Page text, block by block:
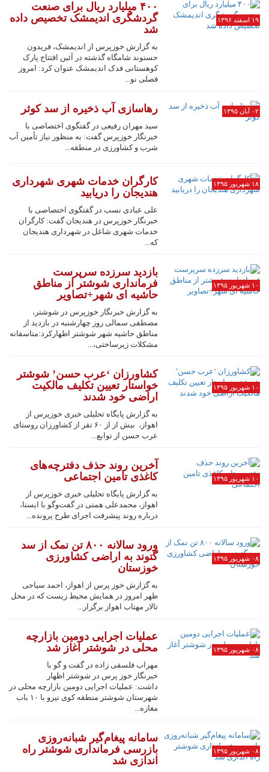
۱۹ اسفند ۱۳۹۶
۴۰۰ میلیارد ریال برای صنعت
گردشگری اندیمشک تخصیص داده
شد
به گزارش خوزپرس از اندیمشک، فریدون
حسنوند شامگاه گذشته در آئین افتتاح پارک
کوهستانی فدک اندیمشک عنوان کرد: امروز
فصلی نو...
۰۲ آبان ۱۳۹۵ رهاسازی آب ذخیره از سد کوثر
سید مهران رفیعی در گفتگوی اختصاصی با
خبرنگار خوزپرس گفت: به منظور نیاز تأمین آب
شرب و کشاورزی در منطقه...
۱۸ شهریور ۱۳۹۵
کارگران خدمات شهری شهرداری
هندیجان را دریابید
علی عبادی نسب در گفتگوی اختصاصی با
خبرنگار خوزپرس در هندیجان گفت: کارگران
خدمات شهری شاغل در شهرداری هندیجان
که...
۱۰ شهریور ۱۳۹۵
بازدید سرزده سرپرست
فرمانداری شوشتر از مناطق
حاشیه ای شهر+تصاویر
به گزارش خبرنگار خوزپرس در شوشتر،
مصطفی سمالی روز چهارشنبه در بازدید از
مناطق حاشیه شهر شوشتر اظهارکرد:متاسفانه
مشکلات زیرساختی،...
۱۰ شهریور ۱۳۹۵
کشاورزان ‘عرب حسن’ شوشتر
خواستار تعیین تکلیف مالکیت
اراضی خود شدند
به گزارش پایگاه تحلیلی خبری خوزپرس از
اهواز، بیش از از ۶۰ نفر از کشاورزان روستای
عرب حسن از توابع...
۱۰ شهریور ۱۳۹۵
آخرین روند حذف دفترچه‌های
کاغذی تامین اجتماعی
به گزارش پایگاه تحلیلی خبری خوزپرس از
اهواز، محمدعلی همتی در گفت‌وگو با ایسنا،
درباره روند پیشرفت اجرای طرح پرونده...
۰۸ شهریور ۱۳۹۵
ورود سالانه ۸۰۰ تن نمک از سد
گتوند به اراضی کشاورزی
خوزستان
به گزارش خوز پرس از اهواز، احمد سیاحی
ظهر امروز در همایش محیط زیست که در محل
تالار مهتاب اهواز برگزار...
۰۸ شهریور ۱۳۹۵
عملیات اجرایی دومین بازارچه
محلی در شوشتر آغاز شد
مهراب فلسفی زاده در گفت و گو با
خبرنگار خوز پرس در شوشتر اظهار
داشت: عملیات اجرایی دومین بازارچه محلی در
شهرستان شوشتر منطقه کوی نیرو با ۱۰ باب
مغازه...
۰۸ شهریور ۱۳۹۵
سامانه پیغام‌گیر شبانه‌روزی
بازرسی فرمانداری شوشتر راه
اندازی شد